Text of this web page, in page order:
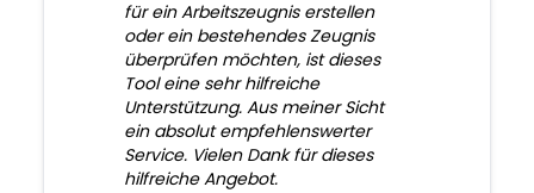
für ein Arbeitszeugnis erstellen
oder ein bestehendes Zeugnis
überprüfen möchten, ist dieses
Tool eine sehr hilfreiche
Unterstützung. Aus meiner Sicht
ein absolut empfehlenswerter
Service. Vielen Dank für dieses
hilfreiche Angebot.